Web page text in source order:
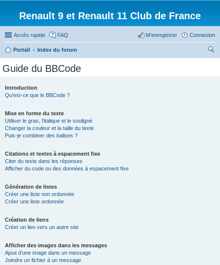
Renault 9 et Renault 11 Club de France
Accès rapide FAQ Connexion
M’enregistrer
Portail
Index du forum
Guide du BBCode
Introduction
Qu’est-ce que le BBCode ?
Mise en forme du texte
Utiliser le gras, l’italique et le souligné
Changer la couleur et la taille du texte
Puis-je combiner des balises ?
Citations et textes à espacement fixe
Citer du texte dans les réponses
Afficher du code ou des données à espacement fixe
Génération de listes
Créer une liste non ordonnée
Créer une liste ordonnée
Création de liens
Créer un lien vers un autre site
Afficher des images dans les messages
Ajout d’une image dans un message
Joindre un fichier à un message